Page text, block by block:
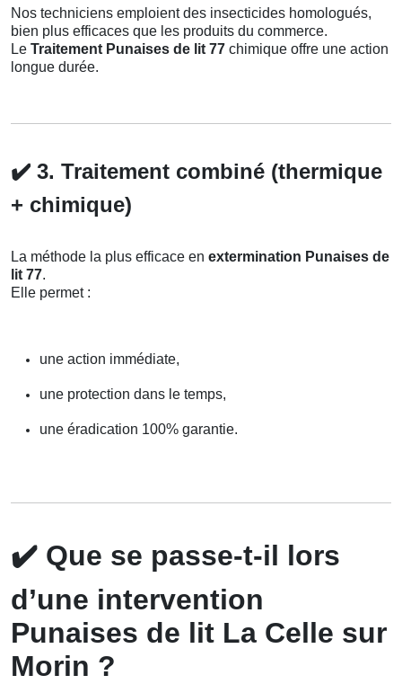
Nos techniciens emploient des insecticides homologués,
bien plus efficaces que les produits du commerce.
Le Traitement Punaises de lit 77 chimique offre une action
longue durée.
✔️ 3. Traitement combiné (thermique
+ chimique)
La méthode la plus efficace en extermination Punaises de
lit 77.
Elle permet :
une action immédiate,
une protection dans le temps,
une éradication 100% garantie.
✔️ Que se passe-t-il lors
d’une intervention
Punaises de lit La Celle sur
Morin ?